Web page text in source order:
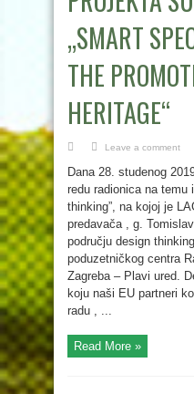
„SMART
THE
HERITAGE“
Leave a comment
Dana 28. studenog
redu radionica na temu
thinking”, na kojoj je
predavača , g.
području design
poduzetničkog centra
Zagreba – Plavi ured.
koju naši EU partneri
radu , ...
Read More »